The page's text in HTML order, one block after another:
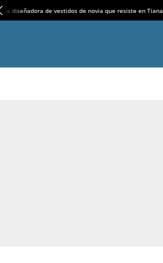
la diseñadora de vestidos de novia que resiste en Tiana